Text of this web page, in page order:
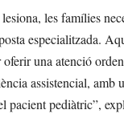
les famílies
especialitzada.
oferir una atenció
assistencial, amb
pacient pediàtric”,